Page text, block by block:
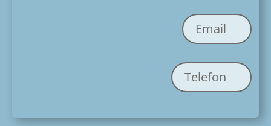
Email
Telefon